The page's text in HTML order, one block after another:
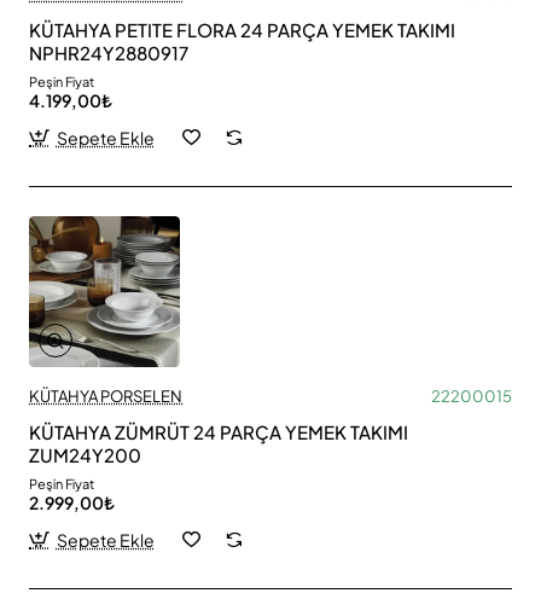
KÜTAHYA PETITE FLORA 24 PARÇA YEMEK TAKIMI
NPHR24Y2880917
Peşin Fiyat
4.199,00₺
Sepete Ekle
KÜTAHYA PORSELEN 22200015
KÜTAHYA ZÜMRÜT 24 PARÇA YEMEK TAKIMI
ZUM24Y200
Peşin Fiyat
2.999,00₺
Sepete Ekle